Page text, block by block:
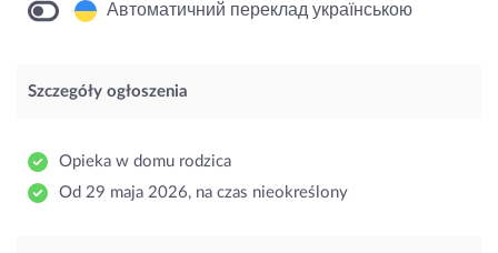
Автоматичний переклад українською
Szczegóły ogłoszenia
Opieka w domu rodzica
Od 29 maja 2026, na czas nieokreślony